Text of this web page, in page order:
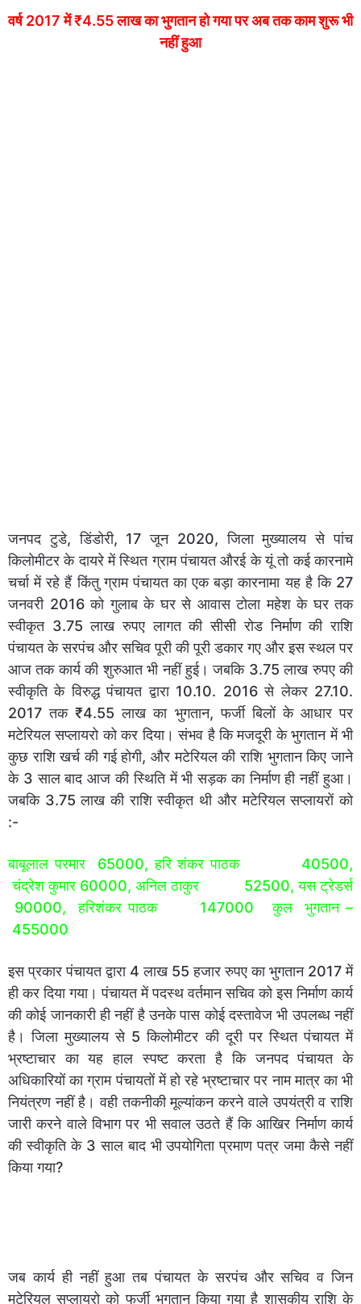
वर्ष 2017 में ₹4.55 लाख का भुगतान हो गया पर अब तक काम शुरू भी
नहीं हुआ
जनपद टुडे, डिंडोरी, 17 जून 2020, जिला मुख्यालय से पांच
किलोमीटर के दायरे में स्थित ग्राम पंचायत औरई के यूं तो कई कारनामे
चर्चा में रहे हैं किंतु ग्राम पंचायत का एक बड़ा कारनामा यह है कि 27
जनवरी 2016 को गुलाब के घर से आवास टोला महेश के घर तक
स्वीकृत 3.75 लाख रुपए लागत की सीसी रोड निर्माण की राशि
पंचायत के सरपंच और सचिव पूरी की पूरी डकार गए और इस स्थल पर
आज तक कार्य की शुरुआत भी नहीं हुई। जबकि 3.75 लाख रुपए की
स्वीकृति के विरुद्ध पंचायत द्वारा 10.10. 2016 से लेकर 27.10.
2017 तक ₹4.55 लाख का भुगतान, फर्जी बिलों के आधार पर
मटेरियल सप्लायरो को कर दिया। संभव है कि मजदूरी के भुगतान में भी
कुछ राशि खर्च की गई होगी, और मटेरियल की राशि भुगतान किए जाने
के 3 साल बाद आज की स्थिति में भी सड़क का निर्माण ही नहीं हुआ।
जबकि 3.75 लाख की राशि स्वीकृत थी और मटेरियल सप्लायरों को
:-
बाबूलाल परमार 65000, हरिशंकर पाठक 40500,
चंद्रेश कुमार 60000, अनिल ठाकुर 52500, यस ट्रेडर्स
90000, हरिशंकर पाठक 147000 कुल भुगतान –
455000
इस प्रकार पंचायत द्वारा 4 लाख 55 हजार रुपए का भुगतान 2017 में
ही कर दिया गया। पंचायत में पदस्थ वर्तमान सचिव को इस निर्माण कार्य
की कोई जानकारी ही नहीं है उनके पास कोई दस्तावेज भी उपलब्ध नहीं
है। जिला मुख्यालय से 5 किलोमीटर की दूरी पर स्थित पंचायत में
भ्रष्टाचार का यह हाल स्पष्ट करता है कि जनपद पंचायत के
अधिकारियों का ग्राम पंचायतों में हो रहे भ्रष्टाचार पर नाम मात्र का भी
नियंत्रण नहीं है। वही तकनीकी मूल्यांकन करने वाले उपयंत्री व राशि
जारी करने वाले विभाग पर भी सवाल उठते हैं कि आखिर निर्माण कार्य
की स्वीकृति के 3 साल बाद भी उपयोगिता प्रमाण पत्र जमा कैसे नहीं
किया गया?
जब कार्य ही नहीं हुआ तब पंचायत के सरपंच और सचिव व जिन
मटेरियल सप्लायरो को फर्जी भुगतान किया गया है शासकीय राशि के